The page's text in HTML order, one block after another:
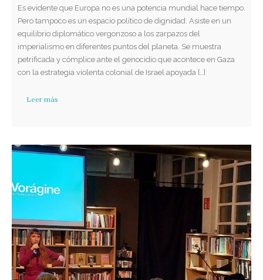
Es evidente que Europa no es una potencia mundial hace tiempo.
Pero tampoco es un espacio político de dignidad. Asiste en un
equilibrio diplomático vergonzoso a los zarpazos del
imperialismo en diferentes puntos del planeta. Se muestra
petrificada y cómplice ante el genocidio que acontece en Gaza
con la estrategia violenta colonial de Israel apoyada […]
Leer más